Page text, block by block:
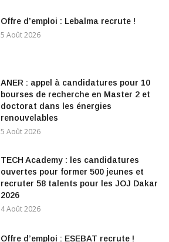
Offre d’emploi : Lebalma recrute !
5 Août 2026
ANER : appel à candidatures pour 10
bourses de recherche en Master 2 et
doctorat dans les énergies
renouvelables
5 Août 2026
TECH Academy : les candidatures
ouvertes pour former 500 jeunes et
recruter 58 talents pour les JOJ Dakar
2026
4 Août 2026
Offre d’emploi : ESEBAT recrute !